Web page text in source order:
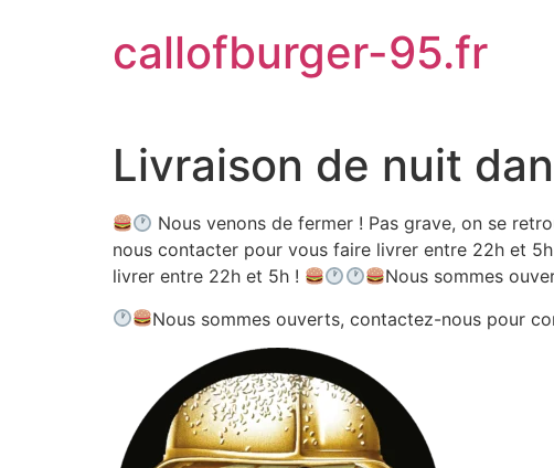
callofburger-95.fr
Livraison de nuit
Nous venons de fermer ! Pas grave, on se
nous contacter pour vous faire livrer entre 22h et
livrer entre 22h et 5h !
Nous sommes
Nous sommes ouverts, contactez-nous pour